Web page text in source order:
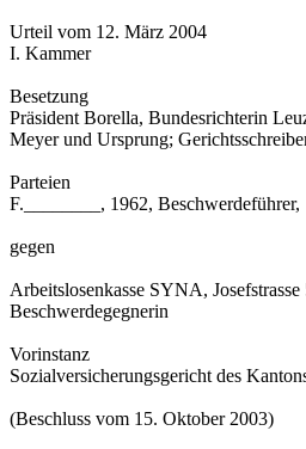
Urteil vom 12. März 2004
I. Kammer
Besetzung
Präsident Borella, Bundesrichterin
Meyer und Ursprung;
Parteien
F.________, 1962, Beschwerdeführer,
gegen
Arbeitslosenkasse SYNA,
Beschwerdegegnerin
Vorinstanz
Sozialversicherungsgericht des
(Beschluss vom 15. Oktober 2003)